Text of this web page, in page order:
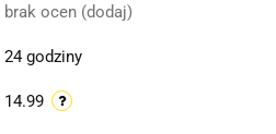
brak ocen (dodaj)
24 godziny
14.99